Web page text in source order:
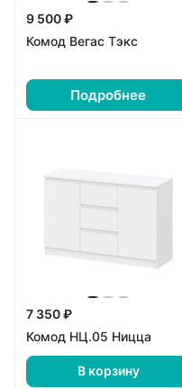
9 500 ₽
Комод Вегас Тэкс
Подробнее
7 350 ₽
Комод НЦ.05 Ницца
В корзину